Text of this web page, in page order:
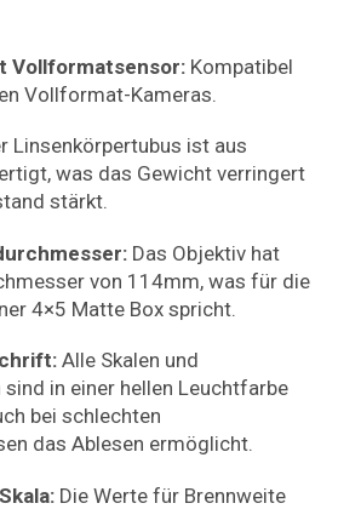
Vollformatsensor: Kompatibel
Vollformat-Kameras.
Linsenkörpertubus ist aus
was das Gewicht verringert
stärkt.
Das Objektiv hat
von 114mm, was für die
4×5 Matte Box spricht.
Alle Skalen und
in einer hellen Leuchtfarbe
bei schlechten
das Ablesen ermöglicht.
Die Werte für Brennweite